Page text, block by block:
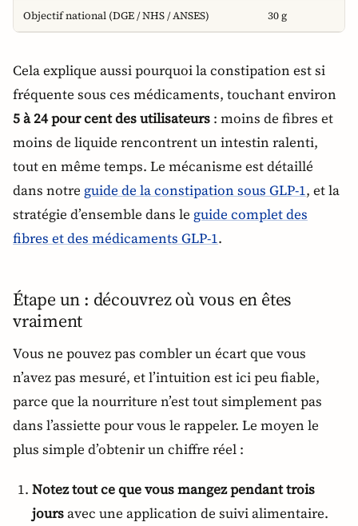
Objectif national (DGE / NHS / ANSES) 30 g
Cela explique aussi pourquoi la constipation est si
fréquente sous ces médicaments, touchant environ
5 à 24 pour cent des utilisateurs : moins de fibres et
moins de liquide rencontrent un intestin ralenti,
tout en même temps. Le mécanisme est détaillé
dans notre guide de la constipation sous GLP-1, et la
stratégie d’ensemble dans le guide complet des
fibres et des médicaments GLP-1.
Étape un : découvrez où vous en êtes
vraiment
Vous ne pouvez pas combler un écart que vous
n’avez pas mesuré, et l’intuition est ici peu fiable,
parce que la nourriture n’est tout simplement pas
dans l’assiette pour vous le rappeler. Le moyen le
plus simple d’obtenir un chiffre réel :
Notez tout ce que vous mangez pendant trois
joursavec une application de suivi alimentaire.